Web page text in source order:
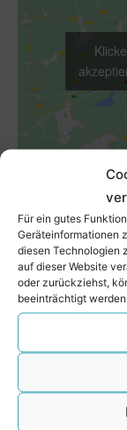
Für ein gutes
Geräteinformationen
diesen Technologien
auf dieser Website
oder zurückziehst,
beeinträchtigt werden.
Christuskirche
Friesische Str. 1-3
Niebüll, 25899
Offene Lesebühne